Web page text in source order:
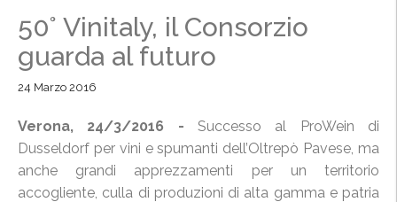
50° Vinitaly, il Consorzio
guarda al futuro
24 Marzo 2016
Verona, 24/3/2016 - Successo al ProWein di
Dusseldorf per vini e spumanti dell’Oltrepò Pavese, ma
anche grandi apprezzamenti per un territorio
accogliente, culla di produzioni di alta gamma e patria